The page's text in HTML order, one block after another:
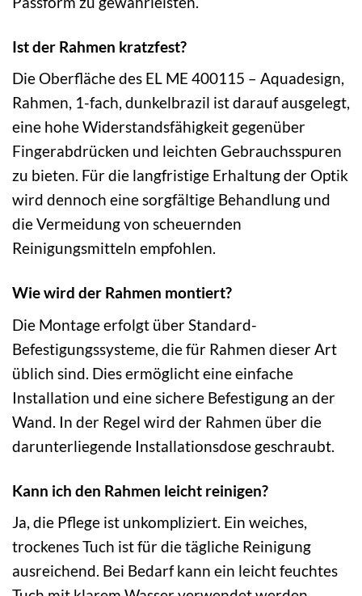
Ist der Rahmen kratzfest?
Die Oberfläche des EL ME 400115 – Aquadesign,
Rahmen, 1-fach, dunkelbrazil ist darauf ausgelegt,
eine hohe Widerstandsfähigkeit gegenüber
Fingerabdrücken und leichten Gebrauchsspuren
zu bieten. Für die langfristige Erhaltung der Optik
wird dennoch eine sorgfältige Behandlung und
die Vermeidung von scheuernden
Reinigungsmitteln empfohlen.
Wie wird der Rahmen montiert?
Die Montage erfolgt über Standard-
Befestigungssysteme, die für Rahmen dieser Art
üblich sind. Dies ermöglicht eine einfache
Installation und eine sichere Befestigung an der
Wand. In der Regel wird der Rahmen über die
darunterliegende Installationsdose geschraubt.
Kann ich den Rahmen leicht reinigen?
Ja, die Pflege ist unkompliziert. Ein weiches,
trockenes Tuch ist für die tägliche Reinigung
ausreichend. Bei Bedarf kann ein leicht feuchtes